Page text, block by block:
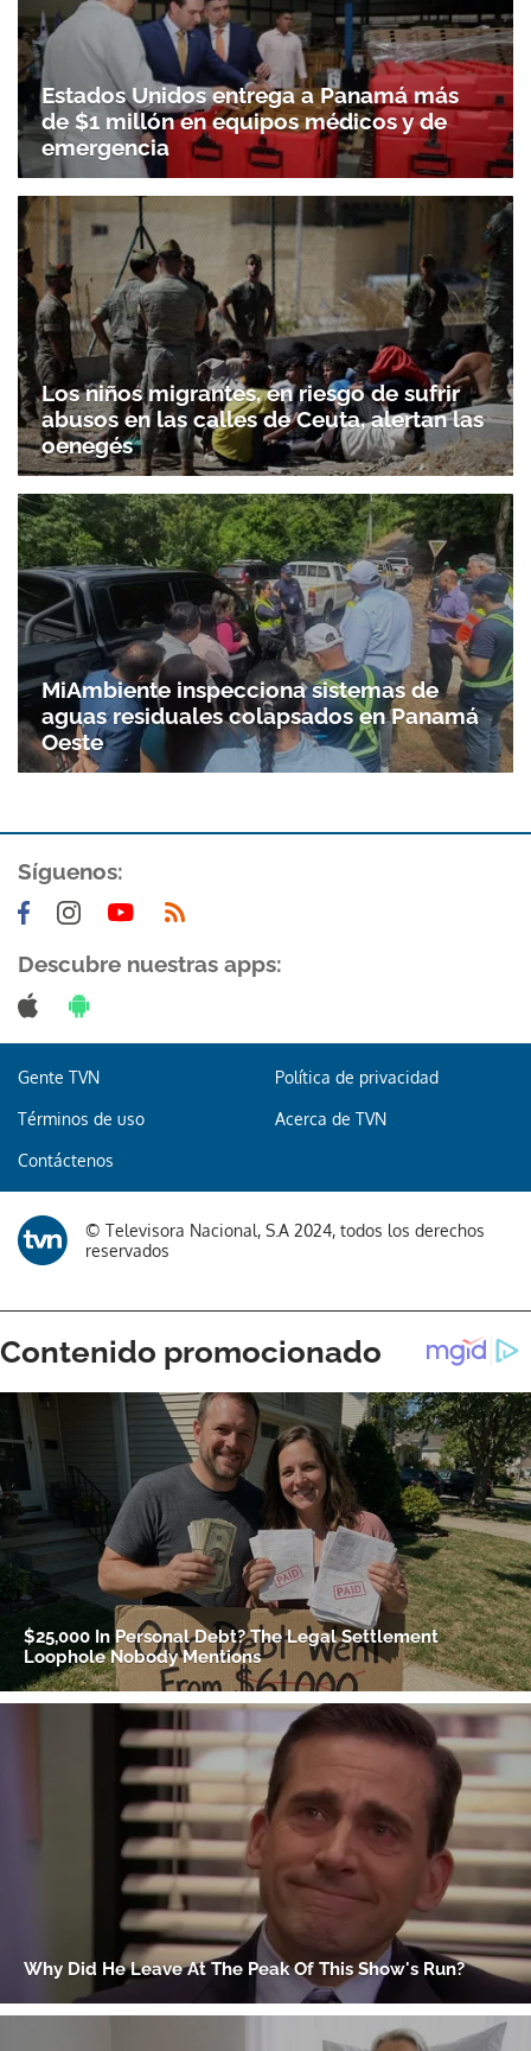
Gracias por suscribirte a nuestro boletín.
ACEPTAR
Estados Unidos entrega a Panamá más
de $1 millón en equipos médicos y de
emergencia
Los niños migrantes, en riesgo de sufrir
abusos en las calles de Ceuta, alertan las
oenegés
MiAmbiente inspecciona sistemas de
aguas residuales colapsados en Panamá
Oeste
Síguenos:
Descubre nuestras apps:
Gente TVN Política de privacidad
Términos de uso Acerca de TVN
Contáctenos
© Televisora Nacional, S.A 2024, todos los derechos
reservados